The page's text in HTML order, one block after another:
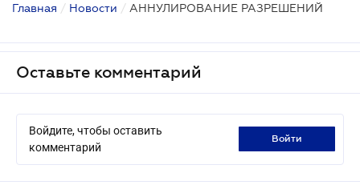
Главная / Новости / АННУЛИРОВАНИЕ РАЗРЕШЕНИЙ
Оставьте комментарий
Войдите, чтобы оставить
комментарий
войти